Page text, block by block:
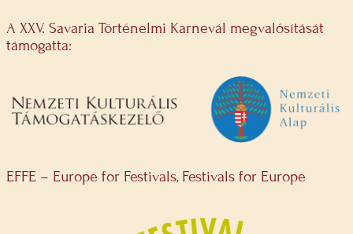
A XXV. Savaria Történelmi Karnevál megvalósítását
támogatta:
EFFE – Europe for Festivals, Festivals for Europe